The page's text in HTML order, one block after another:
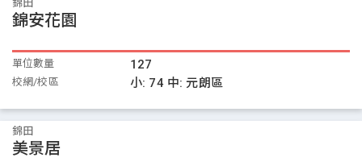
錦田
錦安花園
單位數量 127
校網/校區 小: 74 中:元朗區
錦田
美景居